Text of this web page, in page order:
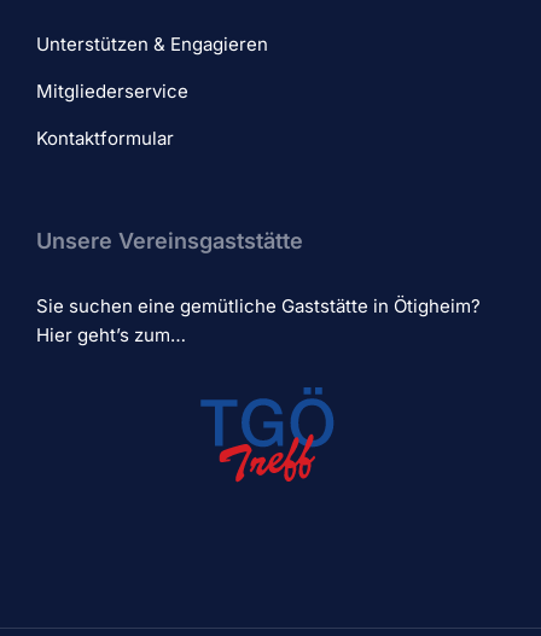
Unterstützen & Engagieren
Mitgliederservice
Kontaktformular
Unsere Vereinsgaststätte
Sie suchen eine gemütliche Gaststätte in Ötigheim?
Hier geht’s zum…